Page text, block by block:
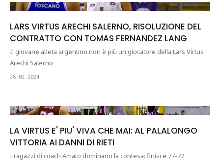
LARS VIRTUS ARECHI SALERNO, RISOLUZIONE DEL
CONTRATTO CON TOMAS FERNANDEZ LANG
Il giovane atleta argentino non è più un giocatore della Lars Virtus
Arechi Salerno
28.02.2024
LA VIRTUS E' PIU' VIVA CHE MAI: AL PALALONGO
VITTORIA AI DANNI DI RIETI
I ragazzi di coach Amato dominano la contesa: finisce 77-72